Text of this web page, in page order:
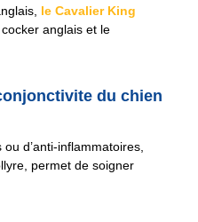
le Cavalier King
cocker anglais et le
du chien
ou d’anti-inflammatoires,
permet de soigner